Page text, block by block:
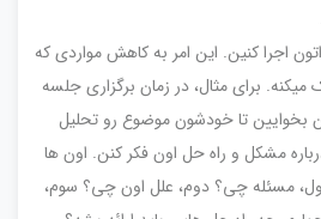
اجرا کنین. این امر به کاهش مواردی که
میکنه. برای مثال، در زمان برگزاری جلسه
بخوایین تا خودشون موضوع رو تحلیل
مشکل و راه حل اون فکر کنن. اون ها
اول، مسئله چی؟ دوم، علل اون چی؟ سوم،